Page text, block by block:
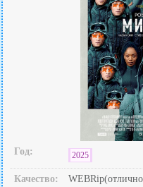
Год: 2025
Качество: